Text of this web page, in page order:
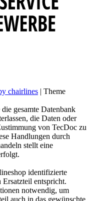
chairlines | Theme
gesamte Datenbank
die Daten oder
von TecDoc zu
Handlungen durch
stellt eine
identifizierte
Ersatzteil entspricht.
notwendig, um